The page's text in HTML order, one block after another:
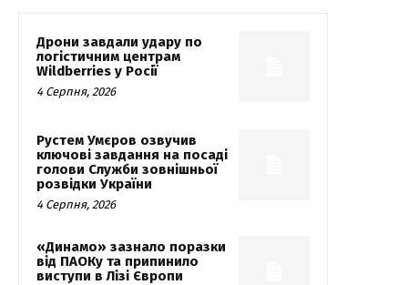
Дрони завдали удару по
логістичним центрам
Wildberries у Росії
4 Серпня, 2026
Рустем Умєров озвучив
ключові завдання на посаді
голови Служби зовнішньої
розвідки України
4 Серпня, 2026
«Динамо» зазнало поразки
від ПАОКу та припинило
виступи в Лізі Європи